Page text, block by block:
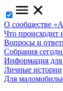
О сообществе
Что происходит
Вопросы и
Собрания
Информация для
Личные истории
Для